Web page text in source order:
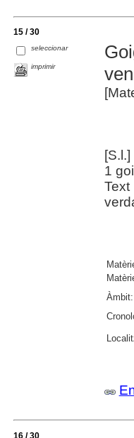
15 / 30
seleccionar
imprimir
1
Àmbit:
16 / 30